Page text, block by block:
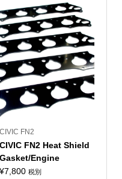
CIVIC FN2
CIVIC FN2 Heat Shield
Gasket/Engine
¥7,800 税別